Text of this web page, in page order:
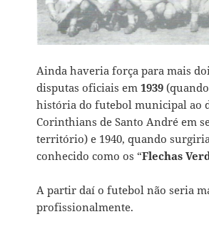
Ainda haveria força para mais
disputas oficiais em1939
história do futebol municipal ao
Corinthians de Santo André em
território) e 1940, quando
conhecido como os “Flechas
A partir daí o futebol não seria
profissionalmente.